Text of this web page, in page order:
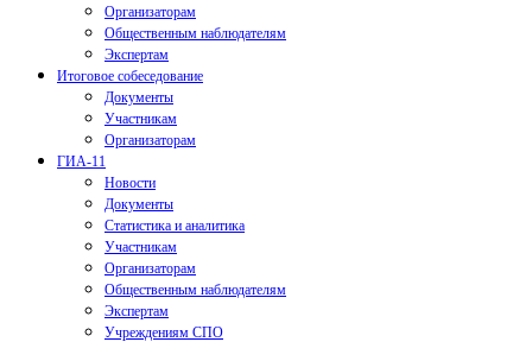
Организаторам
Общественным наблюдателям
Экспертам
Итоговое собеседование
Документы
Участникам
Организаторам
ГИА-11
Новости
Документы
Статистика и аналитика
Участникам
Организаторам
Общественным наблюдателям
Экспертам
Учреждениям СПО